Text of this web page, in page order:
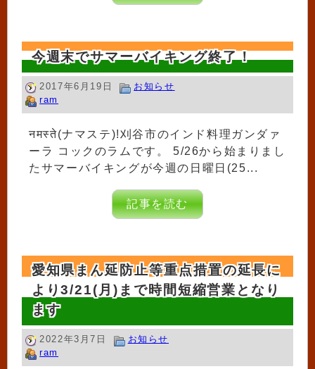
今週末でサマーバイキング終了！
2017年6月19日
お知らせ
ram
नमस्ते(ナマステ)!刈谷市のインド料理ガンダァ
ーラ コックのラムです。 5/26から始まりまし
たサマーバイキングが今週の日曜日(25...
記事を読む
愛知県まん延防止等重点措置の延長に
より3/21(月)まで時間短縮営業となり
ます
2022年3月7日
お知らせ
ram